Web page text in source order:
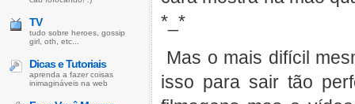
*_*
Mas o mais difícil
isso para sair tão
TV
tudo sobre heroes, gossip
girl, oth, etc...
Dicas e Tutoriais
aprenda a fazer coisas
inimagináveis na web